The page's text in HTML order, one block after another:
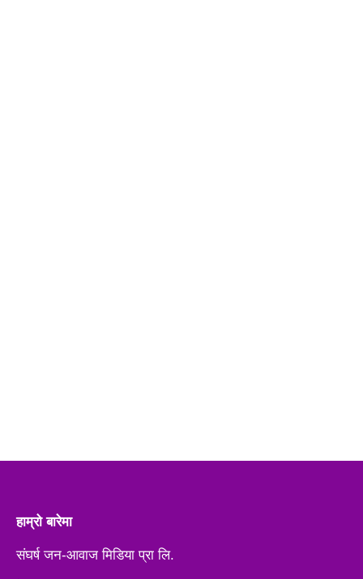
हाम्रो बारेमा
संघर्ष जन-आवाज मिडिया प्रा लि.